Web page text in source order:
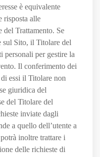
è equivalente
risposta alle
Trattamento. Se
sul Sito, il Titolare del
personali per gestire la
Il conferimento dei
essi il Titolare non
giuridica del
del Titolare del
inviate dagli
a quello dell’utente a
inoltre trattare i
delle richieste di